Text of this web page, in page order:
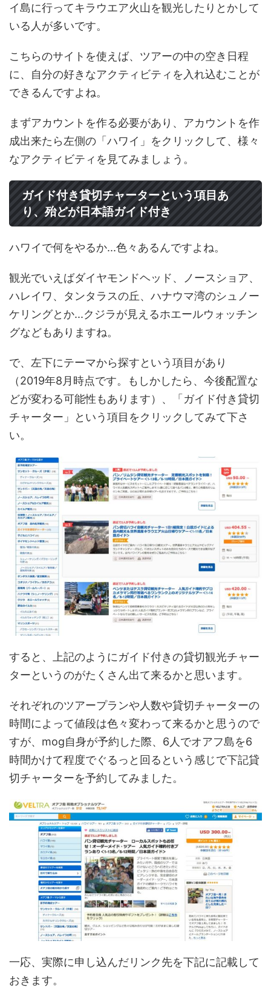
イ島に行ってキラウエア火山を観光したりとかして
いる人が多いです。
こちらのサイトを使えば、ツアーの中の空き日程
に、自分の好きなアクティビティを入れ込むことが
できるんですよね。
まずアカウントを作る必要があり、アカウントを作
成出来たら左側の「ハワイ」をクリックして、様々
なアクティビティを見てみましょう。
ガイド付き貸切チャーターという項目あ
り、殆どが日本語ガイド付き
ハワイで何をやるか...色々あるんですよね。
観光でいえばダイヤモンドヘッド、ノースショア、
ハレイワ、タンタラスの丘、ハナウマ湾のシュノー
ケリングとか...クジラが見えるホエールウォッチン
グなどもありますね。
で、左下にテーマから探すという項目があり
（2019年8月時点です。もしかしたら、今後配置な
どが変わる可能性もあります）、「ガイド付き貸切
チャーター」という項目をクリックしてみて下さ
い。
すると、上記のようにガイド付きの貸切観光チャー
ターというのがたくさん出て来るかと思います。
それぞれのツアープランや人数や貸切チャーターの
時間によって値段は色々変わって来るかと思うので
すが、mog自身が予約した際、6人でオアフ島を6
時間かけて程度でぐるっと回るという感じで下記貸
切チャーターを予約してみました。
一応、実際に申し込んだリンク先を下記に記載して
おきます。